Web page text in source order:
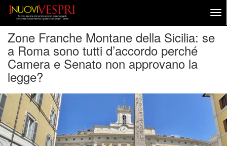
Zone Franche Montane della Sicilia: se
a Roma sono tutti d’accordo perché
Camera e Senato non approvano la
legge?